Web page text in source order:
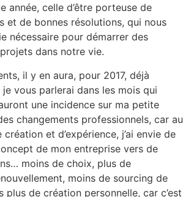
année, celle d’être porteuse de
et de bonnes résolutions, qui nous
nécessaire pour démarrer des
dans notre vie.
il y en aura, pour 2017, déjà
vous parlerai dans les mois qui
une incidence sur ma petite
changements professionnels, car au
et d’expérience, j’ai envie de
de mon entreprise vers de
moins de choix, plus de
moins de sourcing de
plus de création personnelle, car c’est